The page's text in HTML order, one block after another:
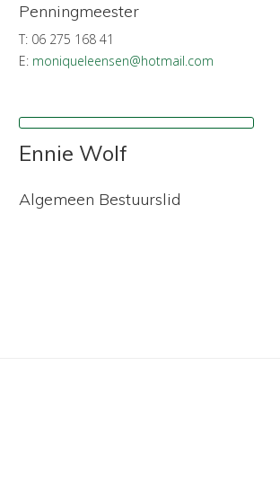
Penningmeester
T: 06 275 168 41
E: moniqueleensen@hotmail.com
Ennie Wolf
Algemeen Bestuurslid